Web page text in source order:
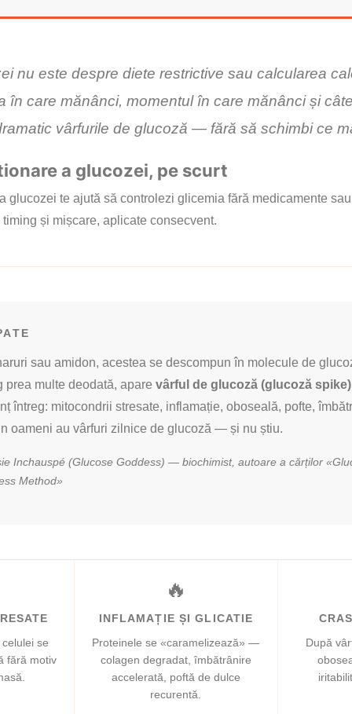
nu este despre diete restrictive sau calcularea
în care mănânci, momentul în care mănânci și
vârfurile de glucoză — fără să schimbi ce
a glucozei, pe scurt
glucozei te ajută să controlezi glicemia fără medicamente
și mișcare, aplicate consecvent.
sau amidon, acestea se descompun în molecule de
prea multe deodată, apare vârful de glucoză (glucoză spike)
întreg: mitocondrii stresate, inflamație, oboseală, pofte,
oameni au vârfuri zilnice de glucoză — și nu știu.
Inchauspé (Glucose Goddess) — biochimist, autoare a cărților
Method»
se
fără motiv
🔥
INFLAMAȚIE ȘI GLICATIE
Proteinele se «caramelizează» —
colagen degradat, îmbătrânire
accelerată, poftă de dulce
recurentă.
După